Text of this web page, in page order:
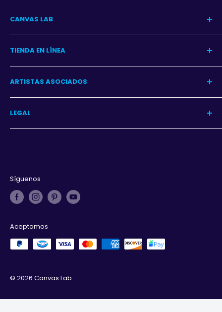
CANVAS LAB
Nuestra Historia
Blog del Arte
Blog Decoración
Contacto
TIENDA EN LÍNEA
Centro de Ayuda
Garantía
ARTISTAS ASOCIADOS
Programa
Iniciar sesión
LEGAL
Aviso de privacidad
Síguenos
Aceptamos
© 2026 Canvas Lab